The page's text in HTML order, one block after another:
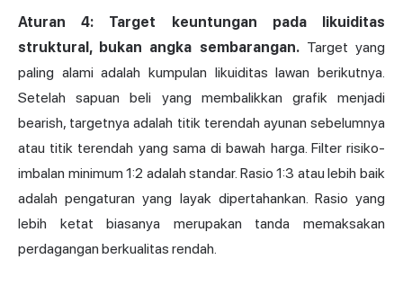
Aturan 4: Target keuntungan pada likuiditas
struktural, bukan angka sembarangan.Target yang
paling alami adalah kumpulan likuiditas lawan berikutnya.
Setelah sapuan beli yang membalikkan grafik menjadi
bearish, targetnya adalah titik terendah ayunan sebelumnya
atau titik terendah yang sama di bawah harga. Filter risiko-
imbalan minimum 1:2 adalah standar. Rasio 1:3 atau lebih baik
adalah pengaturan yang layak dipertahankan. Rasio yang
lebih ketat biasanya merupakan tanda memaksakan
perdagangan berkualitas rendah.